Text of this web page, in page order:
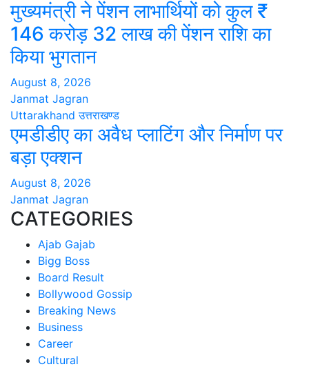
मुख्यमंत्री ने पेंशन लाभार्थियों को कुल ₹
146 करोड़ 32 लाख की पेंशन राशि का
किया भुगतान
August 8, 2026
Janmat Jagran
Uttarakhand उत्तराखण्ड
एमडीडीए का अवैध प्लाटिंग और निर्माण पर
बड़ा एक्शन
August 8, 2026
Janmat Jagran
CATEGORIES
Ajab Gajab
Bigg Boss
Board Result
Bollywood Gossip
Breaking News
Business
Career
Cultural